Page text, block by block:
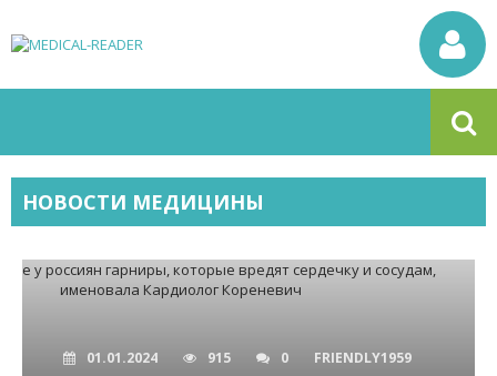
НОВОСТИ МЕДИЦИНЫ
01.01.2024 915 0 FRIENDLY1959